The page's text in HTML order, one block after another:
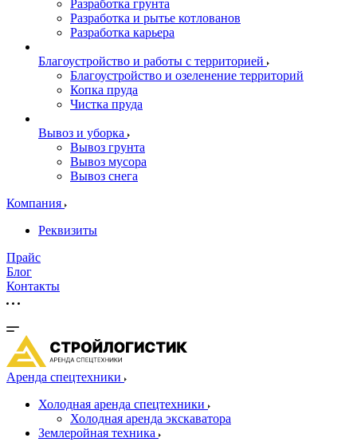
Разработка грунта
Разработка и рытье котлованов
Разработка карьера
Благоустройство и работы с территорией
Благоустройство и озеленение территорий
Копка пруда
Чистка пруда
Вывоз и уборка
Вывоз грунта
Вывоз мусора
Вывоз снега
Компания
Реквизиты
Прайс
Блог
Контакты
Аренда спецтехники
Холодная аренда спецтехники
Холодная аренда экскаватора
Землеройная техника